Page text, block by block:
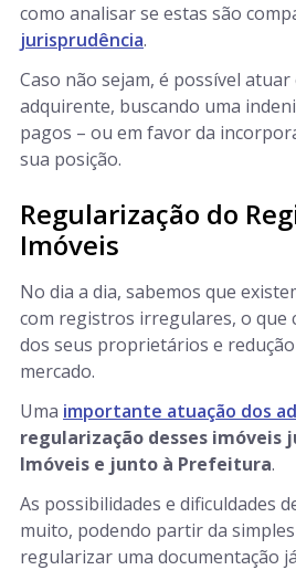
como analisar se estas são
jurisprudência.
Caso não sejam, é possível
adquirente, buscando uma
pagos – ou em favor da
sua posição.
Regularização do
Imóveis
No dia a dia, sabemos que
com registros irregulares, o que
dos seus proprietários e
mercado.
Uma importante atuação dos
regularização desses imóveis
Imóveis e junto à Prefeitura.
As possibilidades e dificuldades
muito, podendo partir da
regularizar uma documentação